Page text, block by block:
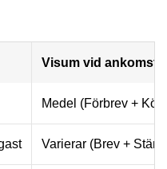
Visum vid ankomst
Medel (Förbrev + Kö)
Varierar (Brev +